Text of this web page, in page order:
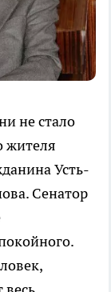
не стало
жителя
Усть-
Сенатор